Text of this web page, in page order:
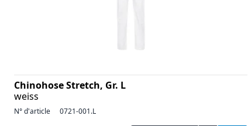
Chinohose Stretch, Gr. L
weiss
N° d'article 0721-001.L